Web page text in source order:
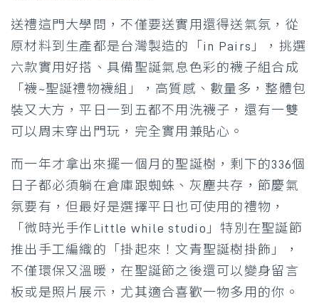
送禮這門大學問，不僅要送實用還得送氣氛，從
原材料到生產都是台灣製造的「in Pairs」，挑選
六款實用好搭、具備聖誕氣息色彩的襪子組合成
「襪~聖誕禮物襪組」，高質感、數量多，整體包
裝又大方，平日一到五都不用洗襪子，還有一雙
可以周末穿出門玩，完全實用兼貼心。
而一年才拿出來擺一個月的聖誕樹，剩下的336個
日子都必須躺在倉庫跟蜘蛛、灰塵共存，節慶氣
氛要有，但最好是選擇平日也可使用的禮物，
「微時光手作Little while studio」特別在聖誕節
推出手工編織的「掛起來！文青聖誕樹掛飾」，
不僅環保又溫暖，在聖誕節之後還可以變身留言
板或是照片展示，尤其適合喜歡一物多用的你。